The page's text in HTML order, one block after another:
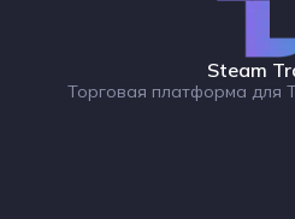
Steam
Торговая платформа для